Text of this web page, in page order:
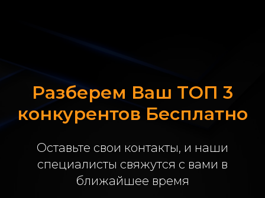
Разберем Ваш ТОП 3
конкурентов Бесплатно
Оставьте свои контакты, и наши
специалисты свяжутся с вами в
ближайшее время